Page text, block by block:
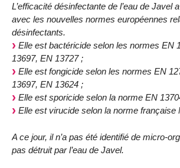
L’efficacité désinfectante de l’eau de Javel
avec les nouvelles normes européennes
désinfectants.
Elle est bactéricide selon les normes EN
13697, EN 13727 ;
Elle est fongicide selon les normes EN
13697, EN 13624 ;
Elle est sporicide selon la norme EN
Elle est virucide selon la norme française
A ce jour, il n’a pas été identifié de micro-
pas détruit par l’eau de Javel.